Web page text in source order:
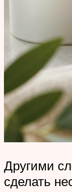
Другими
сделать